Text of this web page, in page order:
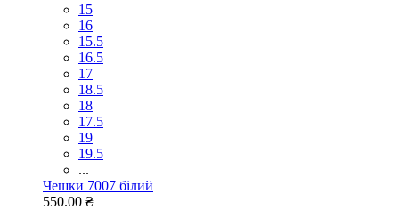
15
16
15.5
16.5
17
18.5
18
17.5
19
19.5
...
Чешки 7007 білий
550.00 ₴